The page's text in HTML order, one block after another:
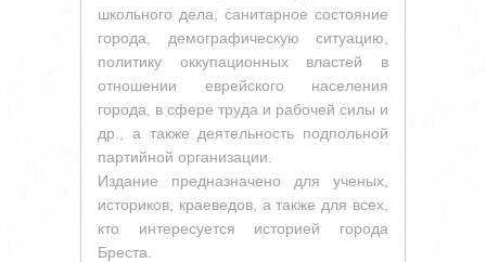
школьного дела, санитарное состояние
города, демографическую ситуацию,
политику оккупационных властей в
отношении еврейского населения
города, в сфере труда и рабочей силы и
др., а также деятельность подпольной
партийной организации.
Издание предназначено для ученых,
историков, краеведов, а также для всех,
кто интересуется историей города
Бреста.